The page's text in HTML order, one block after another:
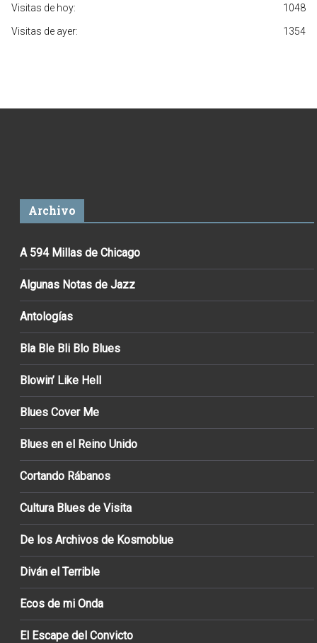
1048
Visitas de hoy:
1354
Visitas de ayer:
Archivo
A 594 Millas de Chicago
Algunas Notas de Jazz
Antologías
Bla Ble Bli Blo Blues
Blowin’ Like Hell
Blues Cover Me
Blues en el Reino Unido
Cortando Rábanos
Cultura Blues de Visita
De los Archivos de Kosmoblue
Diván el Terrible
Ecos de mi Onda
El Escape del Convicto